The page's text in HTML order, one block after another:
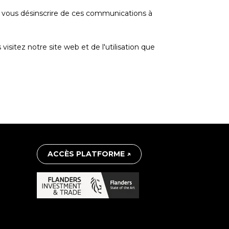
désinscrire de ces communications à
notre site web et de l'utilisation que
ACCÈS PLATFORME ↗